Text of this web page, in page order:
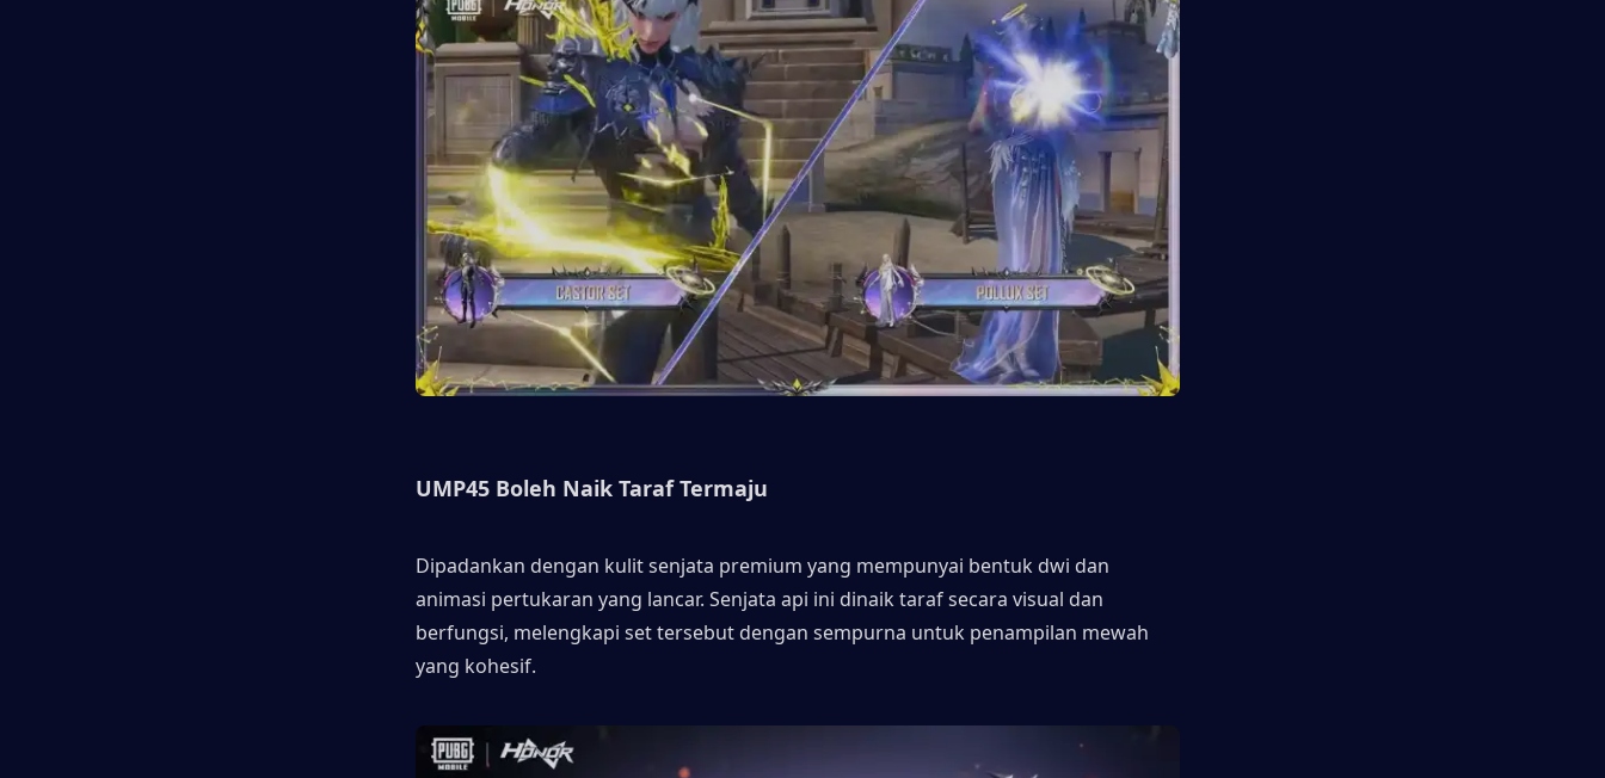
UMP45 Boleh Naik Taraf Termaju
Dipadankan dengan kulit senjata premium yang mempunyai bentuk dwi dan
animasi pertukaran yang lancar. Senjata api ini dinaik taraf secara visual dan
berfungsi, melengkapi set tersebut dengan sempurna untuk penampilan mewah
yang kohesif.